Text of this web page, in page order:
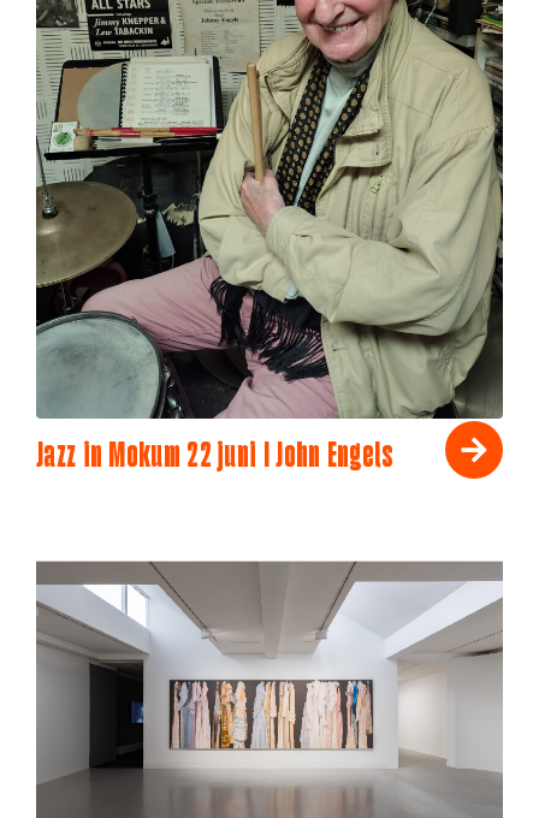
Jazz in Mokum 22 juni I John Engels